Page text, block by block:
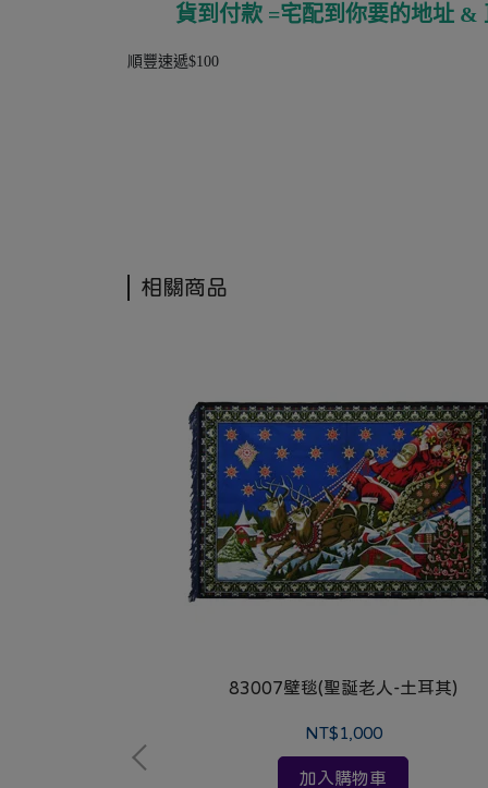
貨到付款 =宅配到你要的地址 &
順豐速遞$100
相關商品
83007壁毯(聖誕老人-土耳其)
NT$1,000
加入購物車